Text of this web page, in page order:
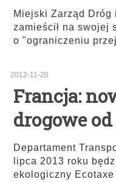
Miejski Zarząd Dróg
zamieścił na swojej
o "ograniczeniu
2012-11-20
Francja:
drogowe
Departament
lipca 2013 roku
ekologiczny Ecotaxe